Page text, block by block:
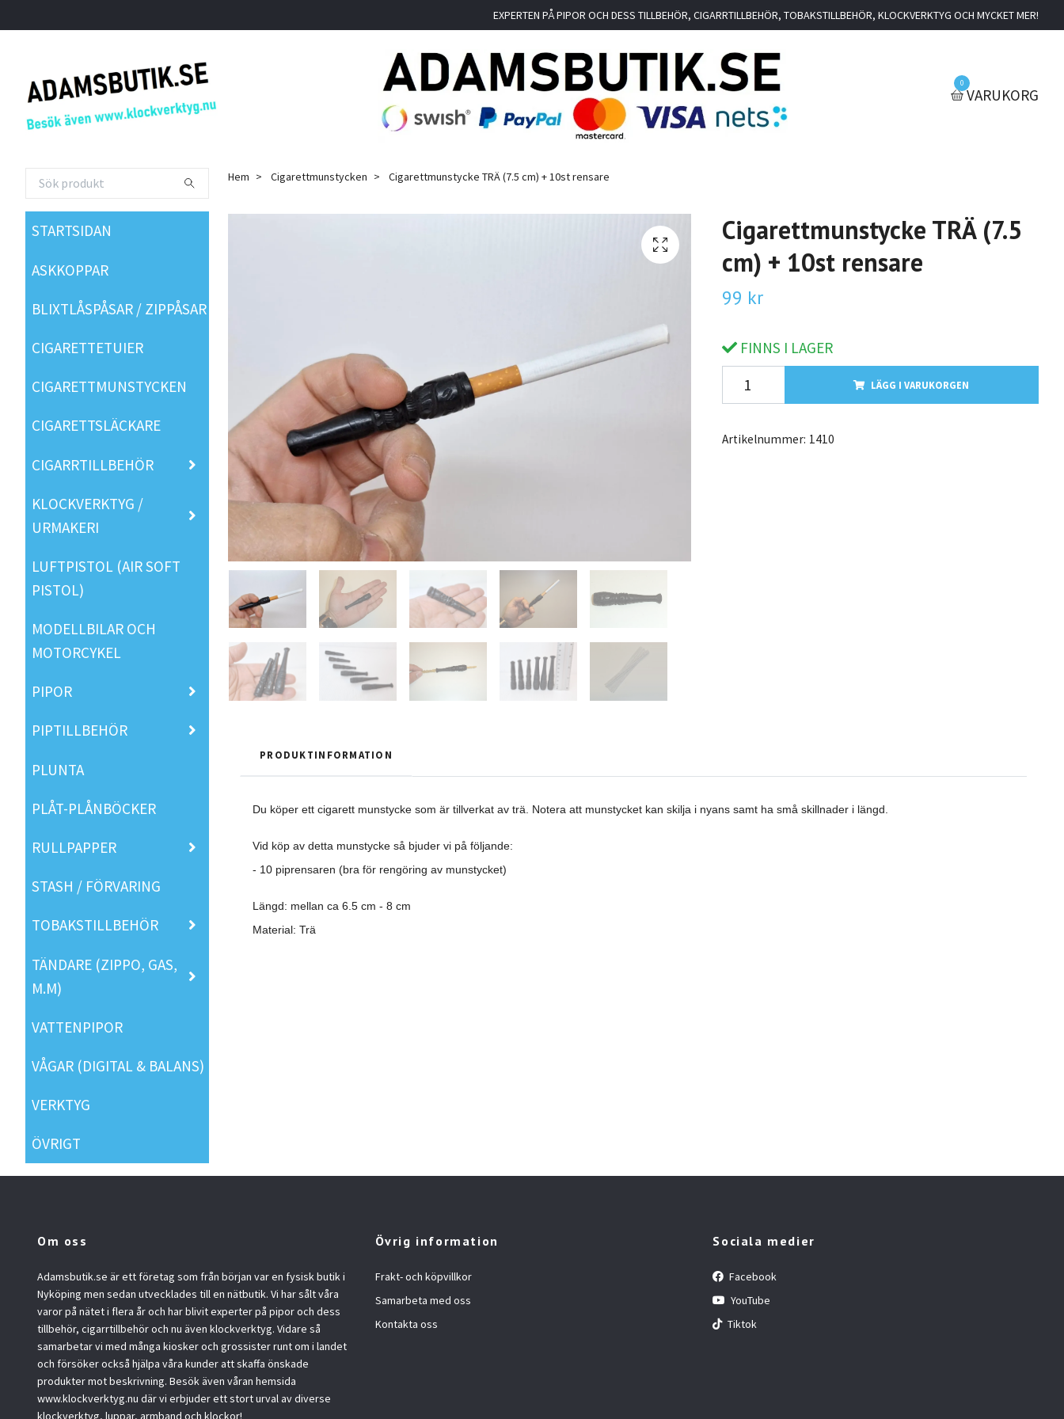
EXPERTEN PÅ PIPOR OCH DESS TILLBEHÖR, CIGARRTILLBEHÖR, TOBAKSTILLBEHÖR, KLOCKVERKTYG OCH MYCKET MER!
0
VARUKORG
STARTSIDAN
ASKKOPPAR
BLIXTLÅSPÅSAR / ZIPPÅSAR
CIGARETTETUIER
CIGARETTMUNSTYCKEN
CIGARETTSLÄCKARE
CIGARRTILLBEHÖR
KLOCKVERKTYG /
URMAKERI
LUFTPISTOL (AIR SOFT
PISTOL)
MODELLBILAR OCH
MOTORCYKEL
PIPOR
PIPTILLBEHÖR
PLUNTA
PLÅT-PLÅNBÖCKER
RULLPAPPER
STASH / FÖRVARING
TOBAKSTILLBEHÖR
TÄNDARE (ZIPPO, GAS,
M.M)
VATTENPIPOR
VÅGAR (DIGITAL & BALANS)
VERKTYG
ÖVRIGT
Hem Cigarettmunstycken Cigarettmunstycke TRÄ (7.5 cm) + 10st rensare
Cigarettmunstycke TRÄ (7.5
cm) + 10st rensare
99 kr
FINNS I LAGER
LÄGG I VARUKORGEN
Artikelnummer: 1410
PRODUKTINFORMATION
Du köper ett cigarett munstycke som är tillverkat av trä. Notera att munstycket kan skilja i nyans samt ha små skillnader i längd.
Vid köp av detta munstycke så bjuder vi på följande:
- 10 piprensaren (bra för rengöring av munstycket)
Längd: mellan ca 6.5 cm - 8 cm
Material: Trä
Om oss
Adamsbutik.se är ett företag som från början var en fysisk butik i
Nyköping men sedan utvecklades till en nätbutik. Vi har sålt våra
varor på nätet i flera år och har blivit experter på pipor och dess
tillbehör, cigarrtillbehör och nu även klockverktyg. Vidare så
samarbetar vi med många kiosker och grossister runt om i landet
och försöker också hjälpa våra kunder att skaffa önskade
produkter mot beskrivning. Besök även våran hemsida
www.klockverktyg.nu där vi erbjuder ett stort urval av diverse
klockverktyg, luppar, armband och klockor!
Övrig information
Frakt- och köpvillkor
Samarbeta med oss
Kontakta oss
Sociala medier
Facebook
YouTube
Tiktok